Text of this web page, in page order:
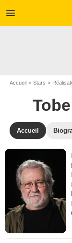
menu
Accueil Stars
Accueil